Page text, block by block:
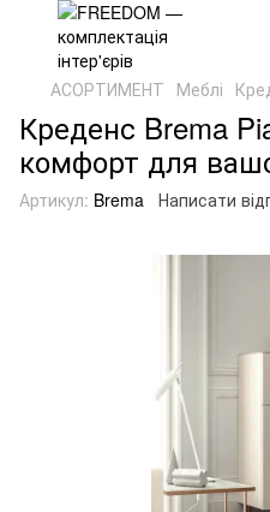
АСОРТИМЕНТ Меблі
Креденс Brema
комфорт для
Артикул: Brema Написати